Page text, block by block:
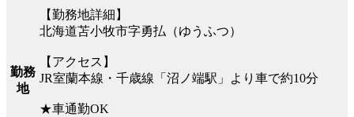
勤務
地
【勤務地詳細】
北海道苫小牧市字勇払（ゆうふつ）
【アクセス】
JR室蘭本線・千歳線「沼ノ端駅」より車で約10分
★車通勤OK